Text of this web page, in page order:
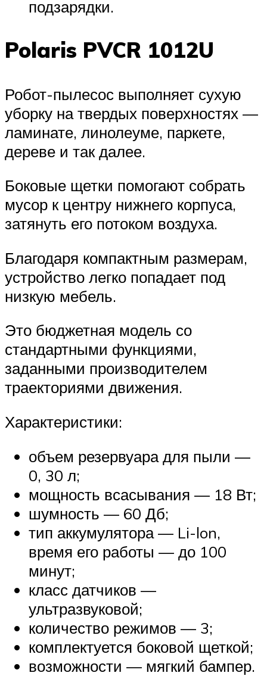
подзарядки.
Polaris PVCR 1012U
Робот-пылесос выполняет сухую
уборку на твердых поверхностях —
ламинате, линолеуме, паркете,
дереве и так далее.
Боковые щетки помогают собрать
мусор к центру нижнего корпуса,
затянуть его потоком воздуха.
Благодаря компактным размерам,
устройство легко попадает под
низкую мебель.
Это бюджетная модель со
стандартными функциями,
заданными производителем
траекториями движения.
Характеристики:
объем резервуара для пыли —
0, 30 л;
мощность всасывания — 18 Вт;
шумность — 60 Дб;
тип аккумулятора — Li-lon,
время его работы — до 100
минут;
класс датчиков —
ультразвуковой;
количество режимов — 3;
комплектуется боковой щеткой;
возможности — мягкий бампер.